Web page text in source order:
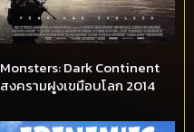
Monsters: Dark Continent
สงครามฝูงเขมือบโลก 2014